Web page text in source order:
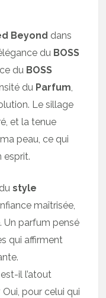
Beyond dans
du BOSS
du BOSS
du Parfum,
Le sillage
et la tenue
peau, ce qui
esprit.
style
maîtrisée,
Un parfum pensé
qui affirment
est-il l’atout
pour celui qui